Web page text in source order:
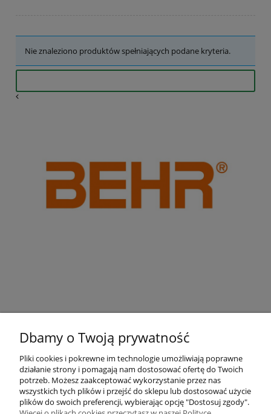
Nie znaleziono produktów spełniających podane kryteria.
Pomoc
Moje konto
Dbamy o Twoją prywatność
Pliki cookies i pokrewne im technologie umożliwiają poprawne
działanie strony i pomagają nam dostosować ofertę do Twoich
potrzeb. Możesz zaakceptować wykorzystanie przez nas
wszystkich tych plików i przejść do sklepu lub dostosować użycie
plików do swoich preferencji, wybierając opcję "Dostosuj zgody".